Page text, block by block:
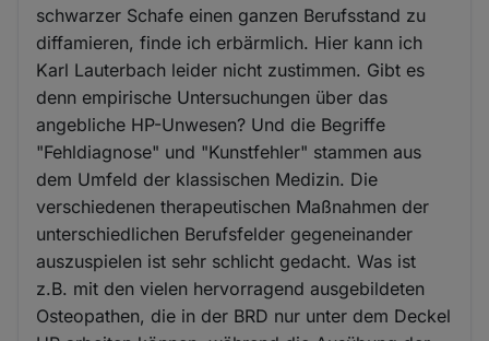
schwarzer Schafe einen ganzen Berufsstand zu
diffamieren, finde ich erbärmlich. Hier kann ich
Karl Lauterbach leider nicht zustimmen. Gibt es
denn empirische Untersuchungen über das
angebliche HP-Unwesen? Und die Begriffe
"Fehldiagnose" und "Kunstfehler" stammen aus
dem Umfeld der klassischen Medizin. Die
verschiedenen therapeutischen Maßnahmen der
unterschiedlichen Berufsfelder gegeneinander
auszuspielen ist sehr schlicht gedacht. Was ist
z.B. mit den vielen hervorragend ausgebildeten
Osteopathen, die in der BRD nur unter dem Deckel